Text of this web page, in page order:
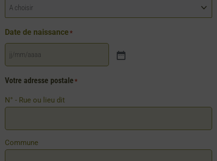
Date de naissance *
Votre adresse postale *
N° - Rue ou lieu dit
Commune